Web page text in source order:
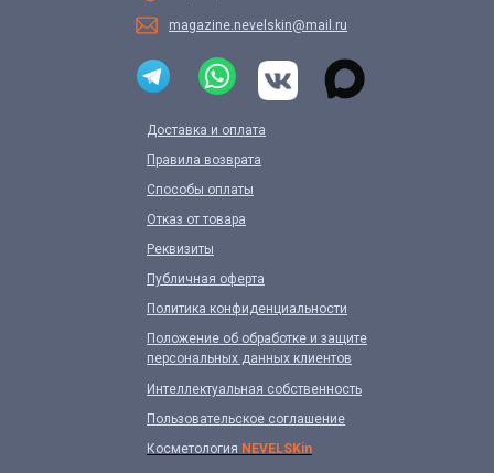
magazine.nevelskin@mail.ru
Политика конфиденциальности
Отказ от товара
Пользовательское соглашение
Реквизиты
Способы оплаты
Положение об обработке и защите
персональных данных клиентов
Интеллектуальная собственность
Публичная оферта
Доставка и оплата
Правила возврата
Косметология NEVELSKin